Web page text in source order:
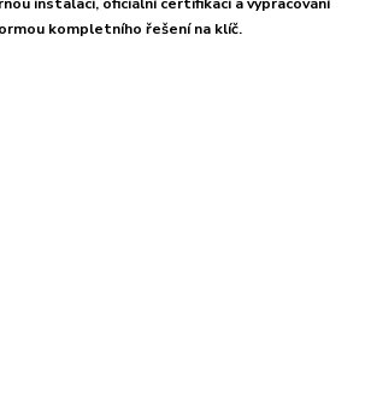
kompletního řešení na klíč.